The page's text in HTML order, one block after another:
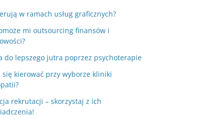
w ramach usług graficznych?
mi outsourcing finansów i
do lepszego jutra poprzez psychoterapie
się kierować przy wyborze kliniki
rekrutacji – skorzystaj z ich